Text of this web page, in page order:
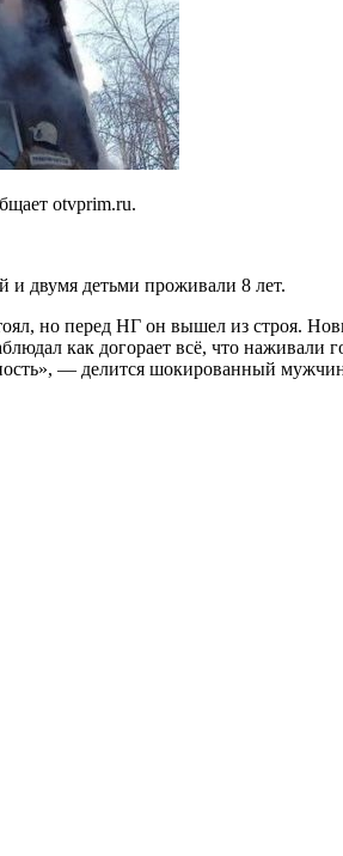
otvprim.ru.
и двумя детьми проживали 8 лет.
но перед НГ он вышел из строя.
как догорает всё, что наживали
— делится шокированный